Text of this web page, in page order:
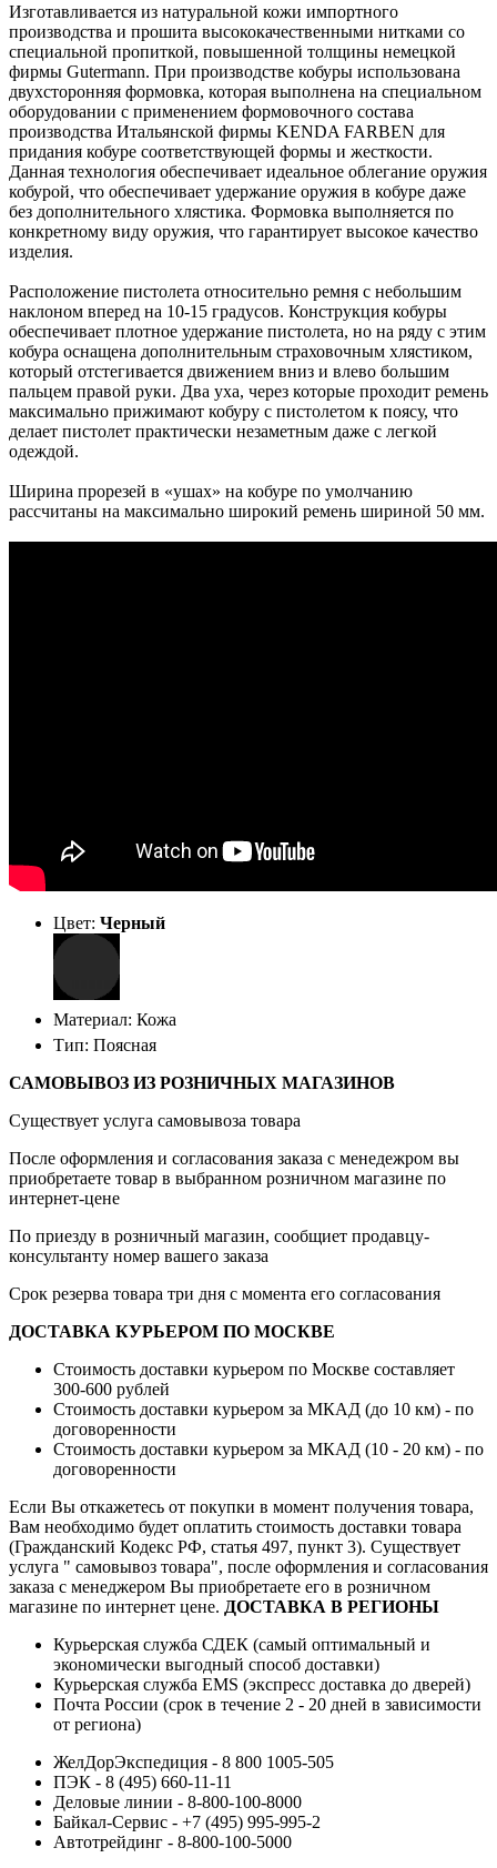
Изготавливается из натуральной кожи импортного
производства и прошита высококачественными нитками со
специальной пропиткой, повышенной толщины немецкой
фирмы Gutermann. При производстве кобуры использована
двухсторонняя формовка, которая выполнена на специальном
оборудовании с применением формовочного состава
производства Итальянской фирмы KENDA FARBEN для
придания кобуре соответствующей формы и жесткости.
Данная технология обеспечивает идеальное облегание оружия
кобурой, что обеспечивает удержание оружия в кобуре даже
без дополнительного хлястика. Формовка выполняется по
конкретному виду оружия, что гарантирует высокое качество
изделия.
Расположение пистолета относительно ремня с небольшим
наклоном вперед на 10-15 градусов. Конструкция кобуры
обеспечивает плотное удержание пистолета, но на ряду с этим
кобура оснащена дополнительным страховочным хлястиком,
который отстегивается движением вниз и влево большим
пальцем правой руки. Два уха, через которые проходит ремень
максимально прижимают кобуру с пистолетом к поясу, что
делает пистолет практически незаметным даже с легкой
одеждой.
Ширина прорезей в «ушах» на кобуре по умолчанию
рассчитаны на максимально широкий ремень шириной 50 мм.
Цвет: Черный
Материал: Кожа
Тип: Поясная
САМОВЫВОЗ ИЗ РОЗНИЧНЫХ МАГАЗИНОВ
Существует услуга самовывоза товара
После оформления и согласования заказа с менедежром вы
приобретаете товар в выбранном розничном магазине по
интернет-цене
По приезду в розничный магазин, сообщиет продавцу-
консультанту номер вашего заказа
Срок резерва товара три дня с момента его согласования
ДОСТАВКА КУРЬЕРОМ ПО МОСКВЕ
Стоимость доставки курьером по Москве составляет
300-600 рублей
Стоимость доставки курьером за МКАД (до 10 км) - по
договоренности
Стоимость доставки курьером за МКАД (10 - 20 км) - по
договоренности
Если Вы откажетесь от покупки в момент получения товара,
Вам необходимо будет оплатить стоимость доставки товара
(Гражданский Кодекс РФ, статья 497, пункт 3). Существует
услуга " самовывоз товара", после оформления и согласования
заказа с менеджером Вы приобретаете его в розничном
магазине по интернет цене. ДОСТАВКА В РЕГИОНЫ
Курьерская служба СДЕК (самый оптимальный и
экономически выгодный способ доставки)
Курьерская служба EMS (экспресс доставка до дверей)
Почта России (срок в течение 2 - 20 дней в зависимости
от региона)
ЖелДорЭкспедиция - 8 800 1005-505
ПЭК - 8 (495) 660-11-11
Деловые линии - 8-800-100-8000
Байкал-Сервис - +7 (495) 995-995-2
Автотрейдинг - 8-800-100-5000